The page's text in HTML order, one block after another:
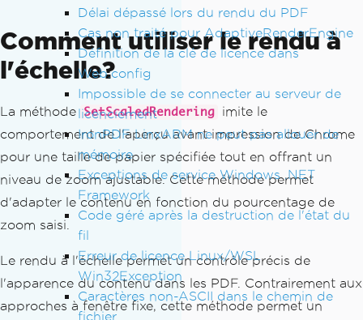
Délai dépassé lors du rendu du PDF
Cas non traité pour AdaptiveRenderEngine
Définition de la clé de licence dans
Web.config
Impossible de se connecter au serveur de
licenciement
IronPDF LinxARM ne peut pas allouer de
mémoire
Exceptions de service Windows .NET
Framework
Code géré après la destruction de l'état du
fil
Erreur de licence Linux/WSL
Win32Exception
Caractères non-ASCII dans le chemin de
fichier
Comment utiliser le rendu à
l'échelle?
La méthode SetScaledRendering
imite le
comportement de l'aperçu avant impression de Chrome
pour une taille de papier spécifiée tout en offrant un
niveau de zoom ajustable. Cette méthode permet
d'adapter le contenu en fonction du pourcentage de
zoom saisi.
Le rendu à l'échelle permet un contrôle précis de
l'apparence du contenu dans les PDF. Contrairement aux
approches à fenêtre fixe, cette méthode permet un